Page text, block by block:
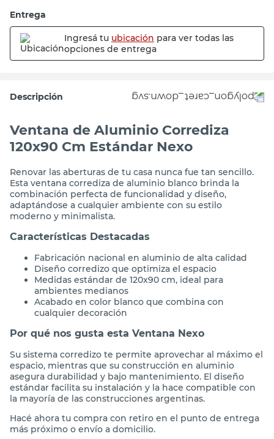
Entrega
Ingresá tu ubicación para ver todas las
opciones de entrega
Descripción
Ventana de Aluminio Corrediza
120x90 Cm Estándar Nexo
Renovar las aberturas de tu casa nunca fue tan sencillo.
Esta ventana corrediza de aluminio blanco brinda la
combinación perfecta de funcionalidad y diseño,
adaptándose a cualquier ambiente con su estilo
moderno y minimalista.
Características Destacadas
Fabricación nacional en aluminio de alta calidad
Diseño corredizo que optimiza el espacio
Medidas estándar de 120x90 cm, ideal para
ambientes medianos
Acabado en color blanco que combina con
cualquier decoración
Por qué nos gusta esta Ventana Nexo
Su sistema corredizo te permite aprovechar al máximo el
espacio, mientras que su construcción en aluminio
asegura durabilidad y bajo mantenimiento. El diseño
estándar facilita su instalación y la hace compatible con
la mayoría de las construcciones argentinas.
Hacé ahora tu compra con retiro en el punto de entrega
más próximo o envío a domicilio.